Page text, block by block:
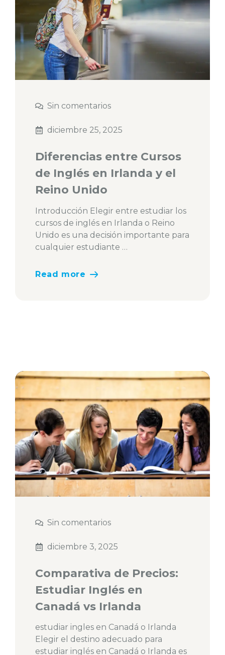
Sin comentarios
diciembre 25, 2025
Diferencias entre Cursos
de Inglés en Irlanda y el
Reino Unido
Introducción Elegir entre estudiar los
cursos de inglés en Irlanda o Reino
Unido es una decisión importante para
cualquier estudiante …
Read more
Sin comentarios
diciembre 3, 2025
Comparativa de Precios:
Estudiar Inglés en
Canadá vs Irlanda
estudiar ingles en Canadá o Irlanda
Elegir el destino adecuado para
estudiar inglés en Canadá o Irlanda es